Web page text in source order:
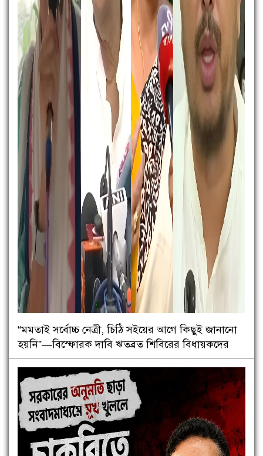
“মমতাই সর্বোচ্চ নেত্রী, চিঠি সইয়ের আগে কিছুই জানানো
হয়নি”—বিস্ফোরক দাবি ঋতব্রত শিবিরের বিধায়কদের